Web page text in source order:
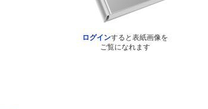
ログインすると表紙画像を
ご覧になれます